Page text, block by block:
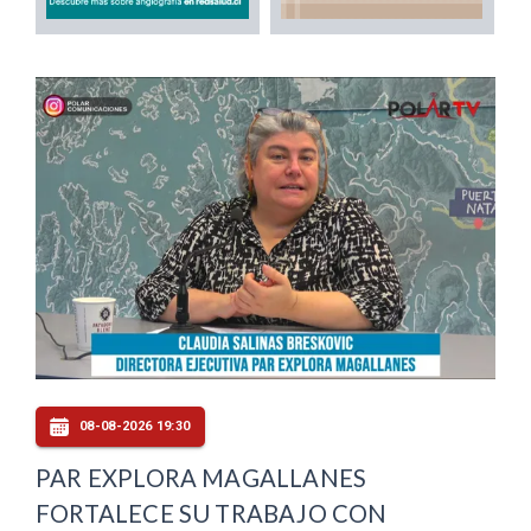
08-08-2026 19:30
PAR EXPLORA MAGALLANES
FORTALECE SU TRABAJO CON